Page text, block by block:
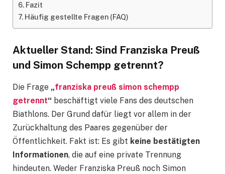
Fazit
Häufig gestellte Fragen (FAQ)
Aktueller Stand: Sind Franziska Preuß
und Simon Schempp getrennt?
Die Frage „franziska preuß simon schempp
getrennt“ beschäftigt viele Fans des deutschen
Biathlons. Der Grund dafür liegt vor allem in der
Zurückhaltung des Paares gegenüber der
Öffentlichkeit. Fakt ist: Es gibt keine bestätigten
Informationen, die auf eine private Trennung
hindeuten. Weder Franziska Preuß noch Simon